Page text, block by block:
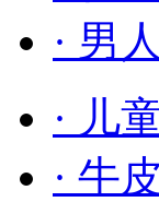
· 男
· 儿
· 牛